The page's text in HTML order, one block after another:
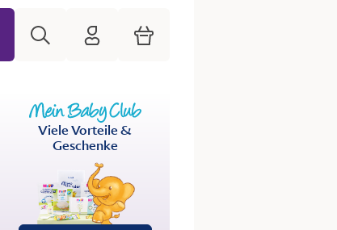
HiPP Mein Babyclub
Warenkorb
Viele Vorteile &
Geschenke